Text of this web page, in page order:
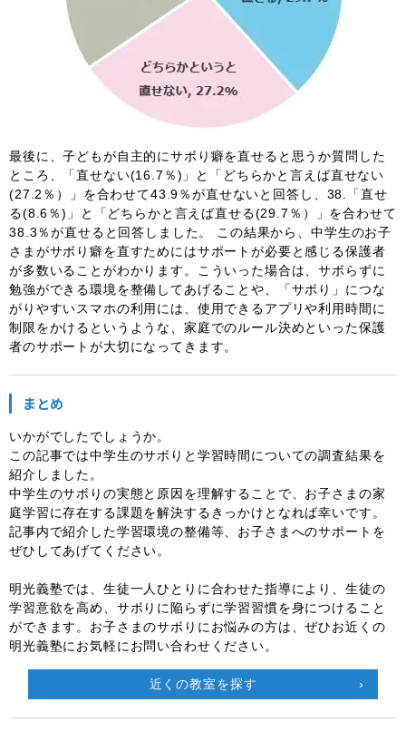
最後に、子どもが自主的にサボり癖を直せると思うか質問した
ところ、「直せない(16.7％)」と「どちらかと言えば直せない
(27.2％）」を合わせて43.9％が直せないと回答し、38.「直せ
る(8.6％)」と「どちらかと言えば直せる(29.7％）」を合わせて
38.3％が直せると回答しました。 この結果から、中学生のお子
さまがサボり癖を直すためにはサポートが必要と感じる保護者
が多数いることがわかります。こういった場合は、サボらずに
勉強ができる環境を整備してあげることや、「サボり」につな
がりやすいスマホの利用には、使用できるアプリや利用時間に
制限をかけるというような、家庭でのルール決めといった保護
者のサポートが大切になってきます。
まとめ
いかがでしたでしょうか。
この記事では中学生のサボりと学習時間についての調査結果を
紹介しました。
中学生のサボりの実態と原因を理解することで、お子さまの家
庭学習に存在する課題を解決するきっかけとなれば幸いです。
記事内で紹介した学習環境の整備等、お子さまへのサポートを
ぜひしてあげてください。
明光義塾では、生徒一人ひとりに合わせた指導により、生徒の
学習意欲を高め、サボりに陥らずに学習習慣を身につけること
ができます。お子さまのサボりにお悩みの方は、ぜひお近くの
明光義塾にお気軽にお問い合わせください。
近くの教室を探す